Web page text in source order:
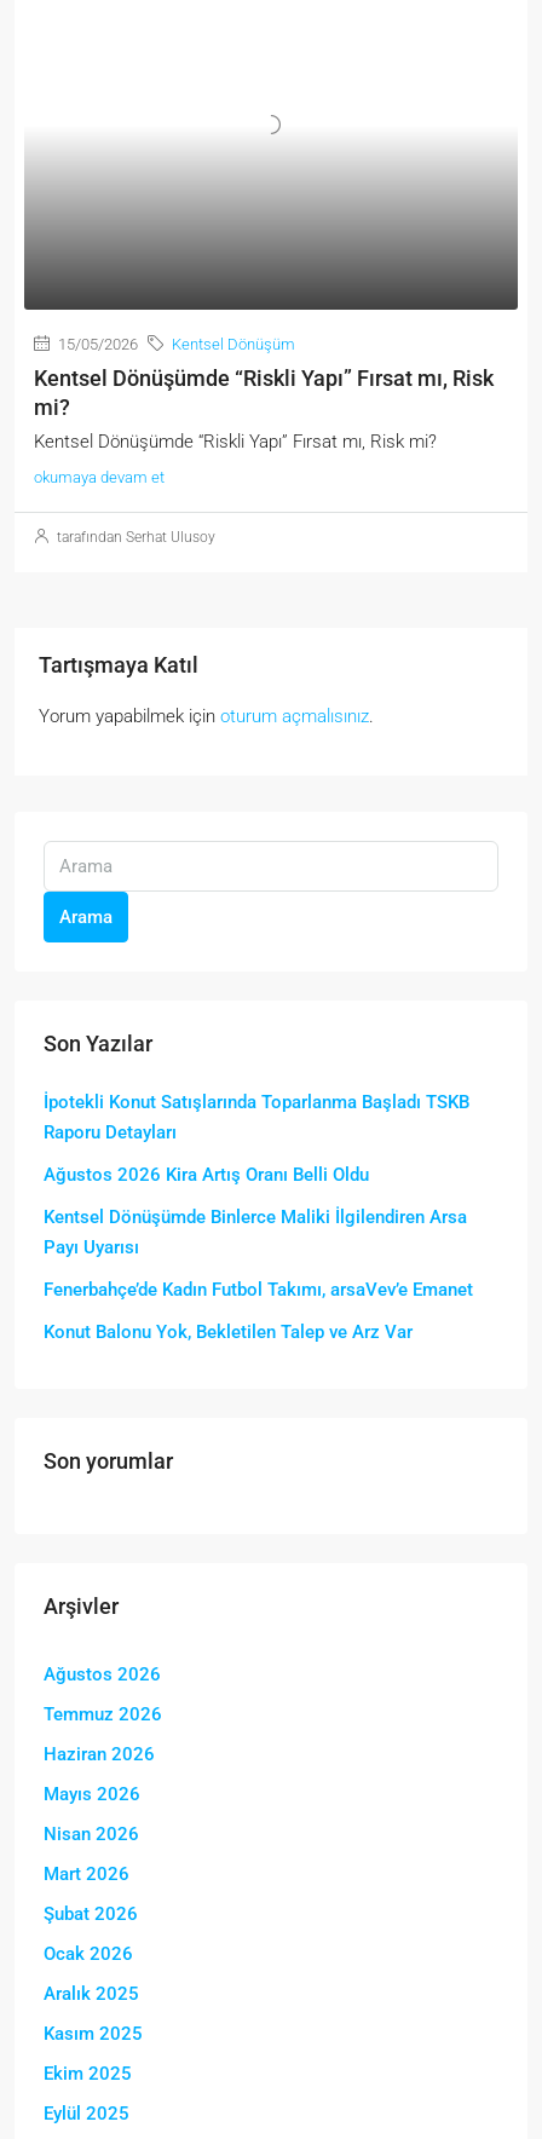
15/05/2026 Kentsel Dönüşüm
Kentsel Dönüşümde “Riskli Yapı” Fırsat mı, Risk
mi?
Kentsel Dönüşümde “Riskli Yapı” Fırsat mı, Risk mi?
okumaya devam et
tarafından Serhat Ulusoy
Tartışmaya Katıl
Yorum yapabilmek için oturum açmalısınız.
Arama
Son Yazılar
İpotekli Konut Satışlarında Toparlanma Başladı TSKB
Raporu Detayları
Ağustos 2026 Kira Artış Oranı Belli Oldu
Kentsel Dönüşümde Binlerce Maliki İlgilendiren Arsa
Payı Uyarısı
Fenerbahçe’de Kadın Futbol Takımı, arsaVev’e Emanet
Konut Balonu Yok, Bekletilen Talep ve Arz Var
Son yorumlar
Arşivler
Ağustos 2026
Temmuz 2026
Haziran 2026
Mayıs 2026
Nisan 2026
Mart 2026
Şubat 2026
Ocak 2026
Aralık 2025
Kasım 2025
Ekim 2025
Eylül 2025